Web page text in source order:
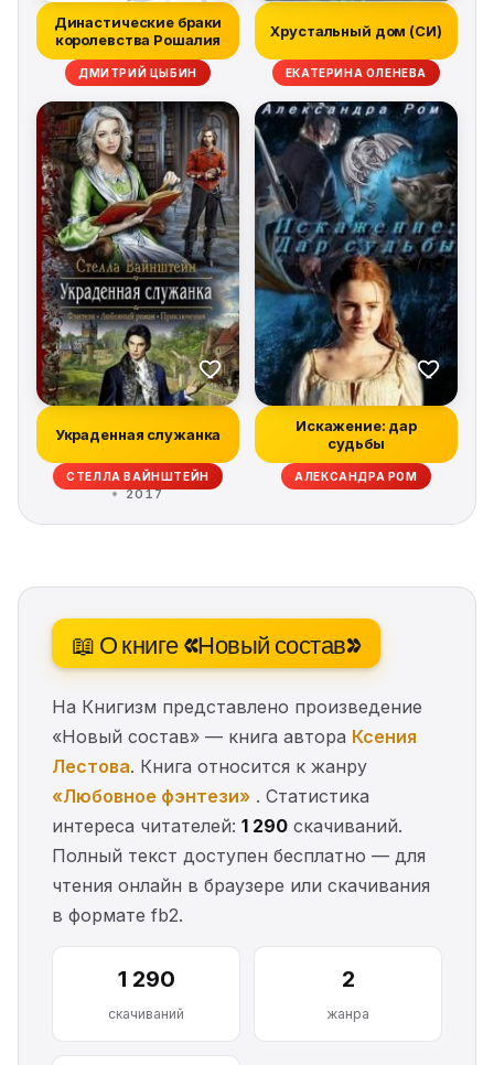
Династические браки
королевства Рошалия
ДМИТРИЙ ЦЫБИН
Хрустальный дом (СИ)
ЕКАТЕРИНА ОЛЕНЕВА
Украденная служанка
СТЕЛЛА ВАЙНШТЕЙН
2017
Искажение: дар
судьбы
АЛЕКСАНДРА РОМ
📖 О книге «Новый состав»
На Книгизм представлено произведение
«Новый состав» — книга автора Ксения
Лестова. Книга относится к жанру
«Любовное фэнтези» . Статистика
интереса читателей: 1 290 скачиваний.
Полный текст доступен бесплатно — для
чтения онлайн в браузере или скачивания
в формате fb2.
1 290
скачиваний
2
жанра